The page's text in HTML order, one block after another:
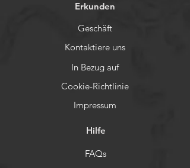
Erkunden
Geschäft
Kontaktiere uns
In Bezug auf
Cookie-Richtlinie
Impressum
Hilfe
FAQs